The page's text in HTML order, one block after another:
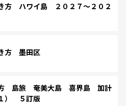
方 ハワイ島 ２０２７～２０２
方 墨田区
島旅 奄美大島 喜界島 加計
） ５訂版